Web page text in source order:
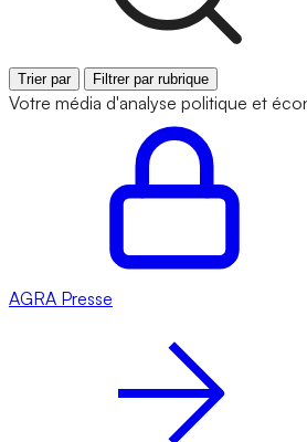
Trier par Filtrer par rubrique
Votre média d'analyse politique et
AGRA Presse